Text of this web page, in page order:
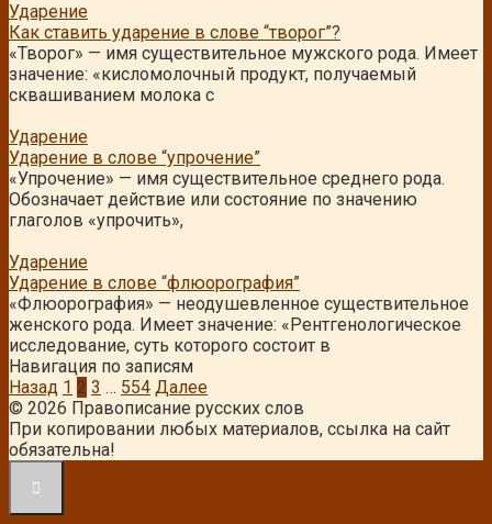
Ударение
Как ставить ударение в слове “творог”?
«Творог» — имя существительное мужского рода. Имеет
значение: «кисломолочный продукт, получаемый
сквашиванием молока с
Ударение
Ударение в слове “упрочение”
«Упрочение» — имя существительное среднего рода.
Обозначает действие или состояние по значению
глаголов «упрочить»,
Ударение
Ударение в слове “флюорография”
«Флюорография» — неодушевленное существительное
женского рода. Имеет значение: «Рентгенологическое
исследование, суть которого состоит в
Навигация по записям
Назад 1 2 3 … 554 Далее
© 2026 Правописание русских слов
При копировании любых материалов, ссылка на сайт
обязательна!